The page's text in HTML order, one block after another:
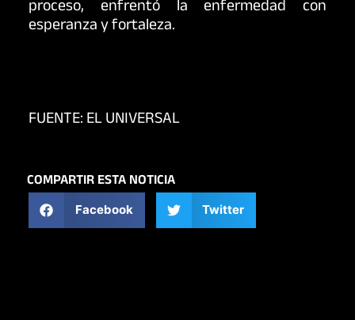
proceso, enfrentó la enfermedad con
esperanza y fortaleza.
FUENTE: EL UNIVERSAL
COMPARTIR ESTA NOTICIA
Facebook Twitter